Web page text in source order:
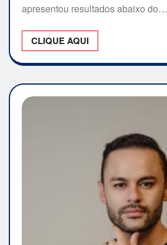
apresentou resultados abaixo do…
CLIQUE AQUI